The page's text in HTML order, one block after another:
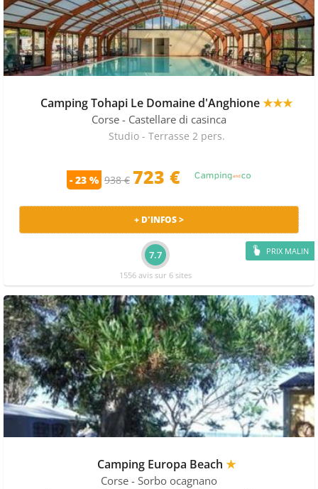
Camping Tohapi Le Domaine d'Anghione★★★
Corse - Castellare di casinca
Studio - Terrasse 2 pers.
- 23 % 938 € 723 €
PRIX MALIN
+ D'INFOS >
7.7
1556 avis sur 6 sites
Camping Europa Beach ★
Corse - Sorbo ocagnano